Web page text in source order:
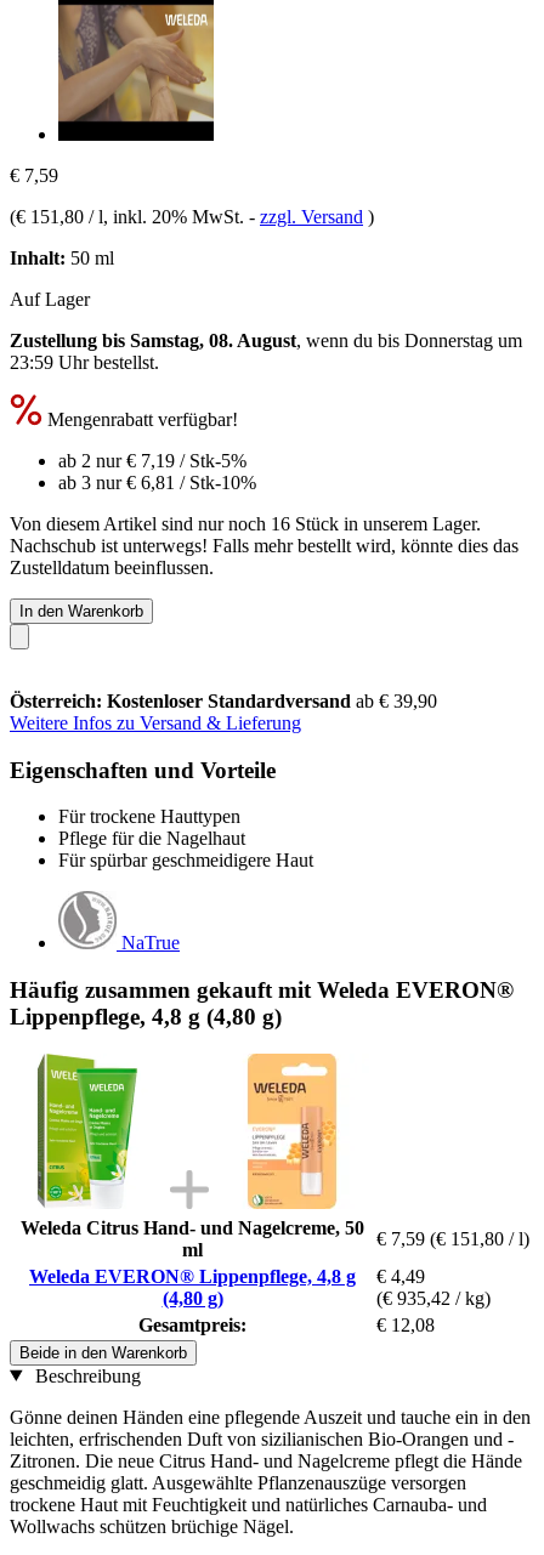
€ 7,59
(€ 151,80 / l, inkl. 20% MwSt. - zzgl. Versand )
Inhalt: 50 ml
Auf Lager
Zustellung bis Samstag, 08. August, wenn du bis Donnerstag um
23:59 Uhrbestellst.
Mengenrabatt verfügbar!
ab 2 nur€ 7,19 / Stk-5%
ab 3 nur€ 6,81 / Stk-10%
Von diesem Artikel sind nur noch 16 Stück in unserem Lager.
Nachschub ist unterwegs! Falls mehr bestellt wird, könnte dies das
Zustelldatum beeinflussen.
In den Warenkorb
Österreich: Kostenloser Standardversand ab € 39,90
Weitere Infos zu Versand & Lieferung
Eigenschaften und Vorteile
Für trockene Hauttypen
Pflege für die Nagelhaut
Für spürbar geschmeidigere Haut
NaTrue
Häufig zusammen gekauft mit Weleda EVERON®
Lippenpflege, 4,8 g (4,80 g)
Weleda Citrus Hand- und Nagelcreme, 50
ml
€ 7,59 (€ 151,80 / l)
Weleda EVERON® Lippenpflege, 4,8 g
(4,80 g)
€ 4,49
(€ 935,42 / kg)
Gesamtpreis:
€ 12,08
Beide in den Warenkorb
Beschreibung
Gönne deinen Händen eine pflegende Auszeit und tauche ein in den
leichten, erfrischenden Duft von sizilianischen Bio-Orangen und -
Zitronen. Die neue Citrus Hand- und Nagelcreme pflegt die Hände
geschmeidig glatt. Ausgewählte Pflanzenauszüge versorgen
trockene Haut mit Feuchtigkeit und natürliches Carnauba- und
Wollwachs schützen brüchige Nägel.